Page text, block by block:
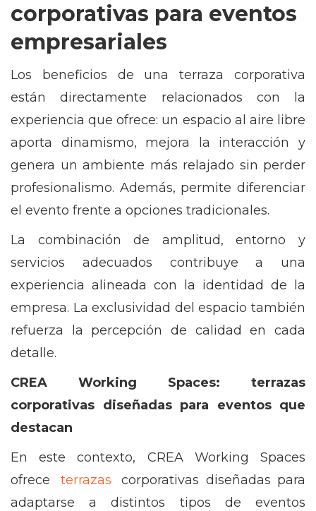
corporativas para eventos
empresariales
Los beneficios de una terraza corporativa
están directamente relacionados con la
experiencia que ofrece: un espacio al aire libre
aporta dinamismo, mejora la interacción y
genera un ambiente más relajado sin perder
profesionalismo. Además, permite diferenciar
el evento frente a opciones tradicionales.
La combinación de amplitud, entorno y
servicios adecuados contribuye a una
experiencia alineada con la identidad de la
empresa. La exclusividad del espacio también
refuerza la percepción de calidad en cada
detalle.
CREA Working Spaces: terrazas
corporativas diseñadas para eventos que
destacan
En este contexto, CREA Working Spaces
ofrece
terrazas
corporativas diseñadas para
adaptarse a distintos tipos de eventos